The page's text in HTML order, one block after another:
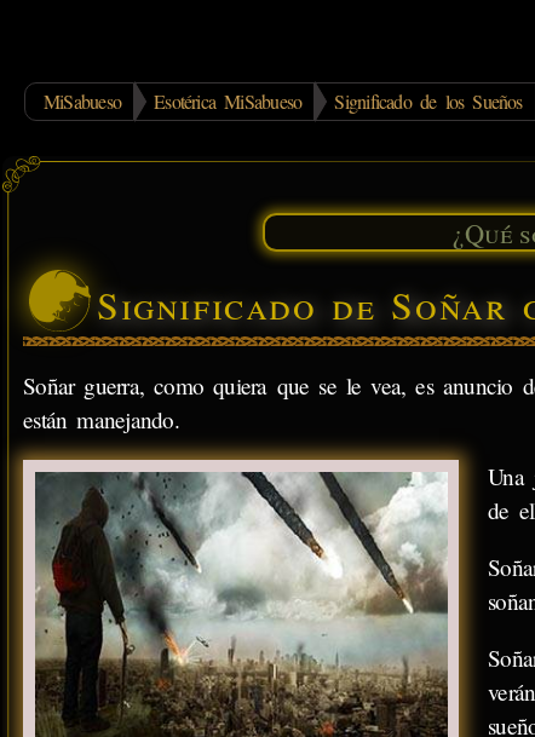
MiSabueso Esotérica MiSabueso Significado de los Sueños
Significado de Soñar
Soñar guerra, como quiera que se le vea, es anuncio
están manejando.
Una
de